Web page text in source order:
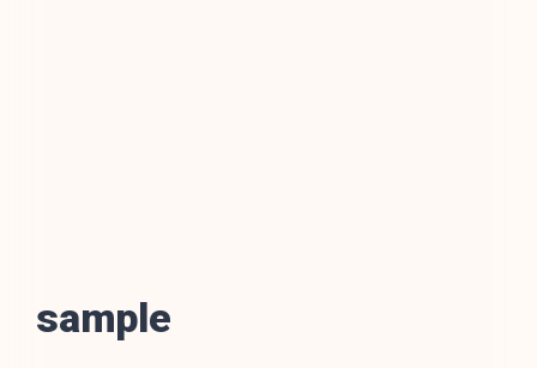
sample